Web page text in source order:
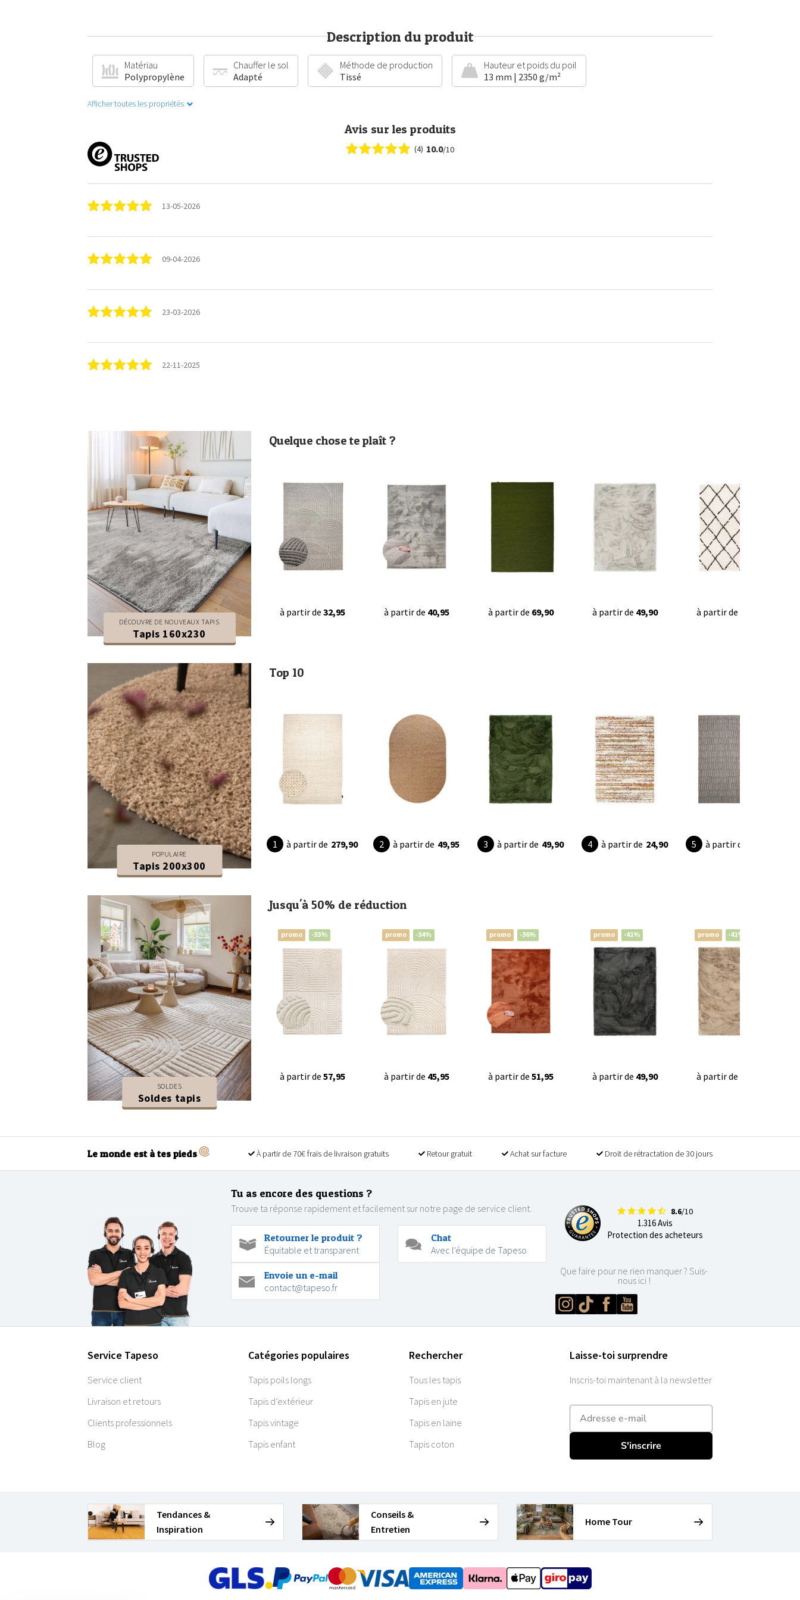
Description du produit
Matériau
Polypropylène
Chauffer le sol
Adapté
Méthode de production
Tissé
Hauteur et poids du poil
13 mm | 2350 g/m²
Afficher toutes les propriétés
Avis sur les produits
(4) 10.0/10
13-05-2026
09-04-2026
23-03-2026
22-11-2025
DÉCOUVRE DE NOUVEAUX TAPIS
Tapis 160x230
Quelque chose te plaît ?
à partir de 32,95 à partir de 40,95 à partir de 69,90 à partir de 49,90 à partir de
POPULAIRE
Tapis 200x300
Top 10
à partir de 279,90 à partir de 49,95 à partir de 49,90 à partir de 24,90 à partir de
SOLDES
Soldes tapis
Jusqu'à 50% de réduction
promo -33%
à partir de 57,95
promo -34%
à partir de 45,95
promo -36%
à partir de 51,95
promo -41%
à partir de 49,90
promo -41%
à partir de
Le monde est à tes pieds À partir de 70€ frais de livraison gratuits Retour gratuit Achat sur facture Droit de rétractation de 30 jours
Tu as encore des questions ?
Trouve ta réponse rapidement et facilement sur notre page de service client.
Retourner le produit ?
Équitable et transparent
Chat
Avec l'équipe de Tapeso
Envoie un e-mail
contact@tapeso.fr
8.6/10
1.316 Avis
Protection des acheteurs
Que faire pour ne rien manquer ? Suis-
nous ici !
Service Tapeso
Service client
Livraison et retours
Clients professionnels
Blog
Catégories populaires
Tapis poils longs
Tapis d’extérieur
Tapis vintage
Tapis enfant
Rechercher
Tous les tapis
Tapis en jute
Tapis en laine
Tapis coton
Laisse-toi surprendre
Inscris-toi maintenant à la newsletter
E-mailadres
S'inscrire
Tendances &
Inspiration
Conseils &
Entretien
Home Tour